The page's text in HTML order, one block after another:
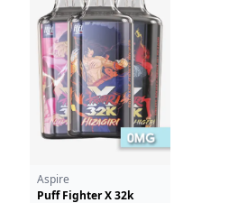
Aspire
Puff Fighter X 32k